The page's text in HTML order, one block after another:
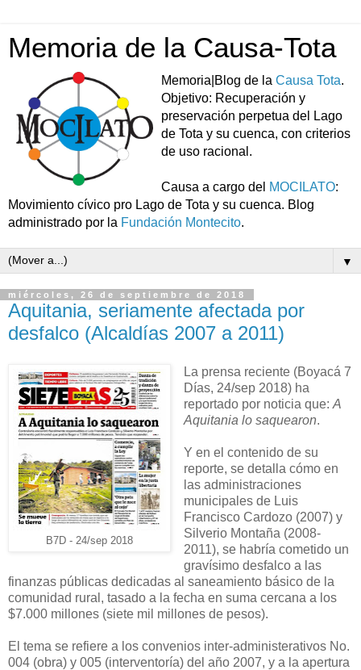
Memoria de la Causa-Tota
Memoria|Blog de la Causa Tota.
Objetivo: Recuperación y
preservación perpetua del Lago
de Tota y su cuenca, con criterios
de uso racional.
Causa a cargo del MOCILATO:
Movimiento cívico pro Lago de Tota y su cuenca. Blog
administrado por la Fundación Montecito.
▼
miércoles, 26 de septiembre de 2018
Aquitania, seriamente afectada por
desfalco (Alcaldías 2007 a 2011)
B7D - 24/sep 2018
La prensa reciente (Boyacá 7
Días, 24/sep 2018) ha
reportado por noticia que: A
Aquitania lo saquearon.
Y en el contenido de su
reporte, se detalla cómo en
las administraciones
municipales de Luis
Francisco Cardozo (2007) y
Silverio Montaña (2008-
2011), se habría cometido un
gravísimo desfalco a las
finanzas públicas dedicadas al saneamiento básico de la
comunidad rural, tasado a la fecha en suma cercana a los
$7.000 millones (siete mil millones de pesos).
El tema se refiere a los convenios inter-administerativos No.
004 (obra) y 005 (interventoría) del año 2007, y a la apertura